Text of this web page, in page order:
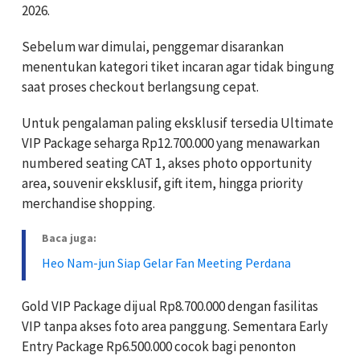
2026.
Sebelum war dimulai, penggemar disarankan
menentukan kategori tiket incaran agar tidak bingung
saat proses checkout berlangsung cepat.
Untuk pengalaman paling eksklusif tersedia Ultimate
VIP Package seharga Rp12.700.000 yang menawarkan
numbered seating CAT 1, akses photo opportunity
area, souvenir eksklusif, gift item, hingga priority
merchandise shopping.
Baca juga:
Heo Nam-jun Siap Gelar Fan Meeting Perdana
Gold VIP Package dijual Rp8.700.000 dengan fasilitas
VIP tanpa akses foto area panggung. Sementara Early
Entry Package Rp6.500.000 cocok bagi penonton